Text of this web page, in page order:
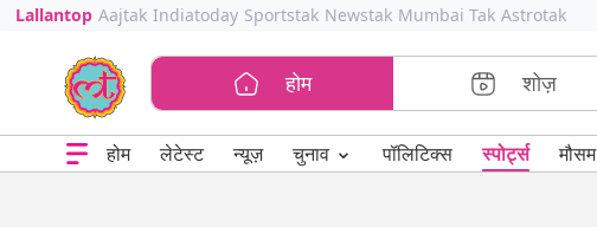
Lallantop Aajtak Indiatoday Sportstak Newstak Mumbai Tak Astrotak
होम शोज़
होम लेटेस्ट न्यूज़ चुनाव ⌄ पॉलिटिक्स स्पोर्ट्स मौसम